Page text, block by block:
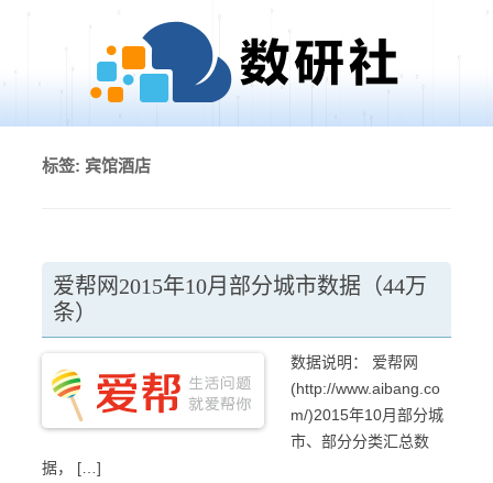
标签: 宾馆酒店
爱帮网2015年10月部分城市数据（44万
条）
数据说明： 爱帮网
(http://www.aibang.co
m/)2015年10月部分城
市、部分分类汇总数
据， […]